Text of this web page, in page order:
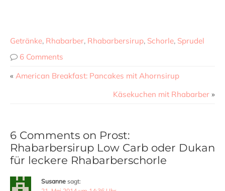
Getränke, Rhabarber, Rhabarbersirup, Schorle, Sprudel
6 Comments
« American Breakfast: Pancakes mit Ahornsirup
Käsekuchen mit Rhabarber »
6 Comments on Prost:
Rhabarbersirup Low Carb oder Dukan
für leckere Rhabarberschorle
Susanne sagt: